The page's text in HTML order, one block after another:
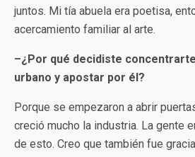
juntos. Mi tía abuela era poetisa,
acercamiento familiar al arte.
–¿Por qué decidiste
urbano y apostar por él?
Porque se empezaron a abrir
creció mucho la industria. La gente
de esto. Creo que también fue